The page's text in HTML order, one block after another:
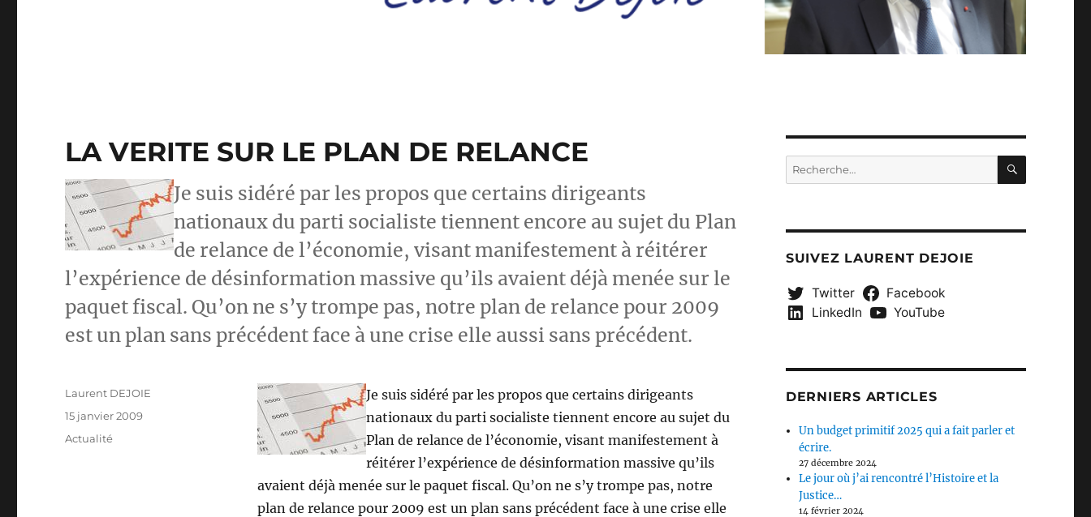
LA VERITE SUR LE PLAN DE RELANCE
Je suis sidéré par les propos que certains dirigeants
nationaux du parti socialiste tiennent encore au sujet du Plan
de relance de l’économie, visant manifestement à réitérer
l’expérience de désinformation massive qu’ils avaient déjà menée sur le
paquet fiscal. Qu’on ne s’y trompe pas, notre plan de relance pour 2009
est un plan sans précédent face à une crise elle aussi sans précédent.
Je suis sidéré par les propos que certains dirigeants
nationaux du parti socialiste tiennent encore au sujet du
Plan de relance de l’économie, visant manifestement à
réitérer l’expérience de désinformation massive qu’ils
avaient déjà menée sur le paquet fiscal. Qu’on ne s’y trompe pas, notre
plan de relance pour 2009 est un plan sans précédent face à une crise elle
Auteur
Laurent DEJOIE
Publié
15 janvier 2009
Catégories
Actualité
Recherche
pour :
SUIVEZ LAURENT DEJOIE
Twitter
Facebook
LinkedIn
YouTube
DERNIERS ARTICLES
Un budget primitif 2025 qui a fait parler et
écrire.
27 décembre 2024
Le jour où j’ai rencontré l’Histoire et la
Justice…
14 février 2024